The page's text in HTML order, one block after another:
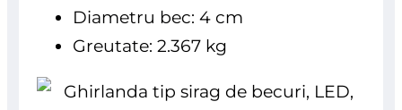
Diametru bec: 4 cm
Greutate: 2.367 kg